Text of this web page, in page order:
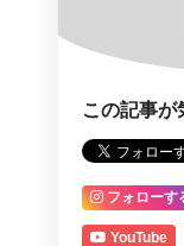
この記事が
フォローす
YouTube